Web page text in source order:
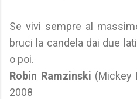
Se vivi sempre al
bruci la candela dai due
o poi.
Robin Ramzinski (Mickey
2008